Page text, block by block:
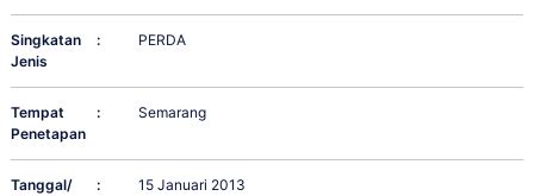
Singkatan
Jenis
: PERDA
Tempat
Penetapan
: Semarang
Tanggal/
: 15 Januari 2013